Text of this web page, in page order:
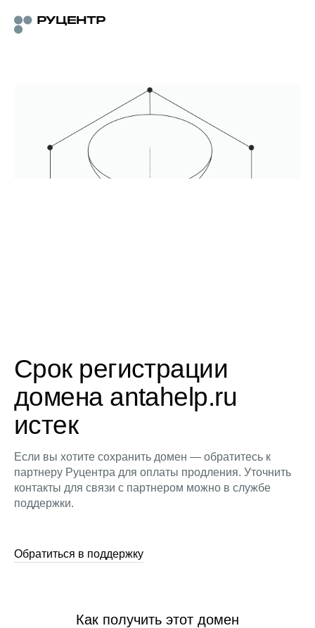
Срок регистрации
домена antahelp.ru
истек
Если вы хотите сохранить домен — обратитесь к
партнеру Руцентра для оплаты продления. Уточнить
контакты для связи с партнером можно в службе
поддержки.
Обратиться в поддержку
Как получить этот домен